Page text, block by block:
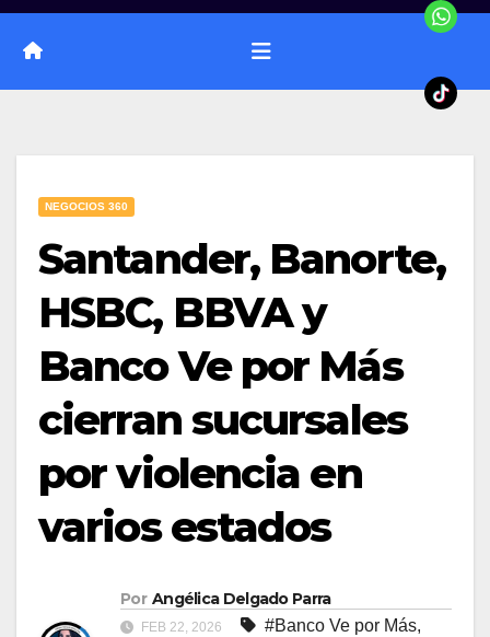
NEGOCIOS 360
Santander, Banorte,
HSBC, BBVA y
Banco Ve por Más
cierran sucursales
por violencia en
varios estados
Por Angélica Delgado Parra
FEB 22, 2026 #Banco Ve por Más,